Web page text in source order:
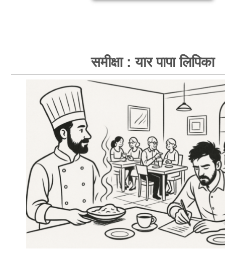
समीक्षा : यार पापा लिपिका